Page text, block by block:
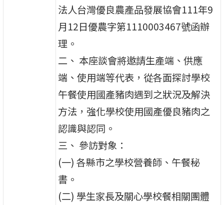
法人台灣優良農產品發展協會111年9
月12日優農字第1110003467號函辦
理。
二、 本座談會將邀請生產端、供應
端、使用端等代表，從各面探討學校
午餐使用國產豬肉遇到之狀況及解決
方法，強化學校使用國產優良豬肉之
認識與認同。
三、 參訪對象：
(一) 各縣市之學校營養師、午餐秘
書。
(二) 學生家長及關心學校餐相關團體